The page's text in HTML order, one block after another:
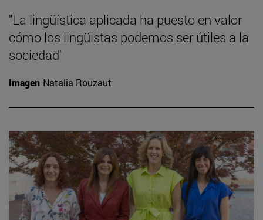
"La lingüística aplicada ha puesto en valor
cómo los lingüistas podemos ser útiles a la
sociedad"
Imagen Natalia Rouzaut